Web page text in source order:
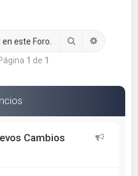
Buscar
1 de 1
Cambios